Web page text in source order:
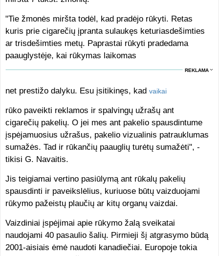
"Tie žmonės miršta todėl, kad pradėjo rūkyti. Retas
kuris prie cigarečių įpranta sulaukęs keturiasdešimties
ar trisdešimties metų. Paprastai rūkyti pradedama
paauglystėje, kai rūkymas laikomas
REKLAMA
net prestižo dalyku. Esu įsitikinęs, kad vaikai
rūko paveikti reklamos ir spalvingų užrašų ant
cigarečių pakelių. O jei mes ant pakelio spausdintume
įspėjamuosius užrašus, pakelio vizualinis patrauklumas
sumažės. Tad ir rūkančių paauglių turėtų sumažėti", -
tikisi G. Navaitis.
Jis teigiamai vertino pasiūlymą ant rūkalų pakelių
spausdinti ir paveikslėlius, kuriuose būtų vaizduojami
rūkymo pažeistų plaučių ar kitų organų vaizdai.
Vaizdiniai įspėjimai apie rūkymo žalą sveikatai
naudojami 40 pasaulio šalių. Pirmieji šį atgrasymo būdą
2001-aisiais ėmė naudoti kanadiečiai. Europoje tokia